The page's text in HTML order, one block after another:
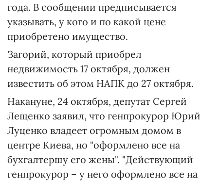
года. В сообщении предписывается
указывать, у кого и по какой цене
приобретено имущество.
Загорий, который приобрел
недвижимость 17 октября, должен
известить об этом НАПК до 27 октября.
Накануне, 24 октября, депутат Сергей
Лещенко заявил, что генпрокурор Юрий
Луценко владеет огромным домом в
центре Киева, но "оформлено все на
бухгалтершу его жены". "Действующий
генпрокурор – у него оформлено все на